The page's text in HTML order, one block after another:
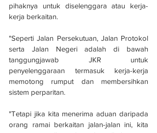
pihaknya untuk diselenggara atau kerja-
kerja berkaitan.
"Seperti Jalan Persekutuan, Jalan Protokol
serta Jalan Negeri adalah di bawah
tanggungjawab JKR untuk
penyelenggaraan termasuk kerja-kerja
memotong rumput dan membersihkan
sistem perparitan.
"Tetapi jika kita menerima aduan daripada
orang ramai berkaitan jalan-jalan ini, kita